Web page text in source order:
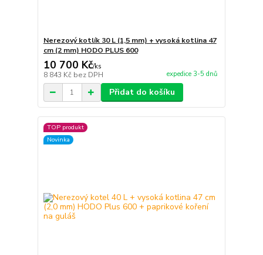
Nerezový kotlík 30 L (1,5 mm) + vysoká kotlina 47
cm (2 mm) HODO PLUS 600
10 700 Kč/ks
8 843 Kč bez DPH expedice 3-5 dnů
Přidat do košíku
TOP produkt
Novinka